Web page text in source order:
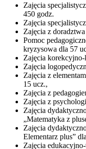
Zajęcia
450 godz.
Zajęcia
Zajęcia z
Pomoc
kryzysowa dla 57
Zajęcia
Zajęcia
Zajęcia z
15 ucz.,
Zajęcia z
Zajęcia z
Zajęcia
„Matematyka z
Zajęcia
Elementarz plus”
Zajęcia